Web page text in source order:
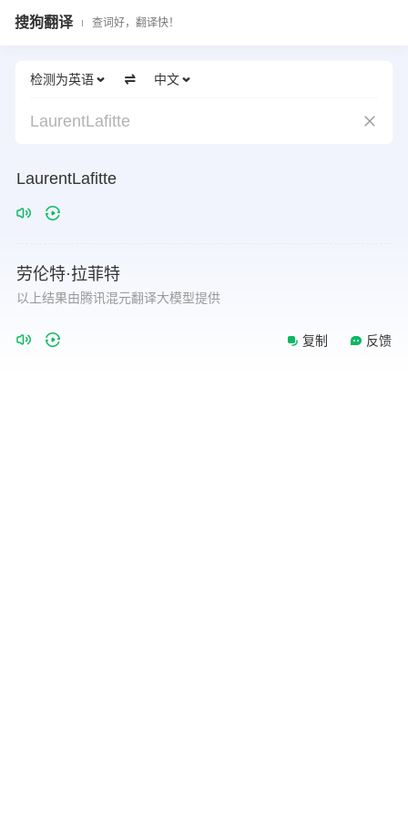
搜狗翻译 查词好，翻译快！
检测为英语 中文
LaurentLafitte
LaurentLafitte
劳伦特·拉菲特
以上结果由腾讯混元翻译大模型提供
复制 反馈